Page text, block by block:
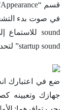
startup sound” لتحديد صوت من اختيارك، وهو ما نحتاج.
ضع في اعتبارك
جهازك وتعيينه